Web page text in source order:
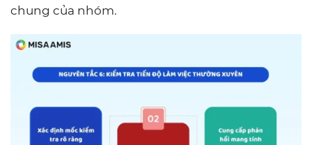
chung của nhóm.